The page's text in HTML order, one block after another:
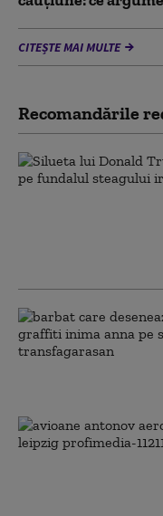
CITEȘTE MAI MULTE
Recomandările